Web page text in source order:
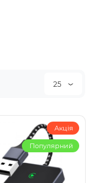
25
Акція
Популярний